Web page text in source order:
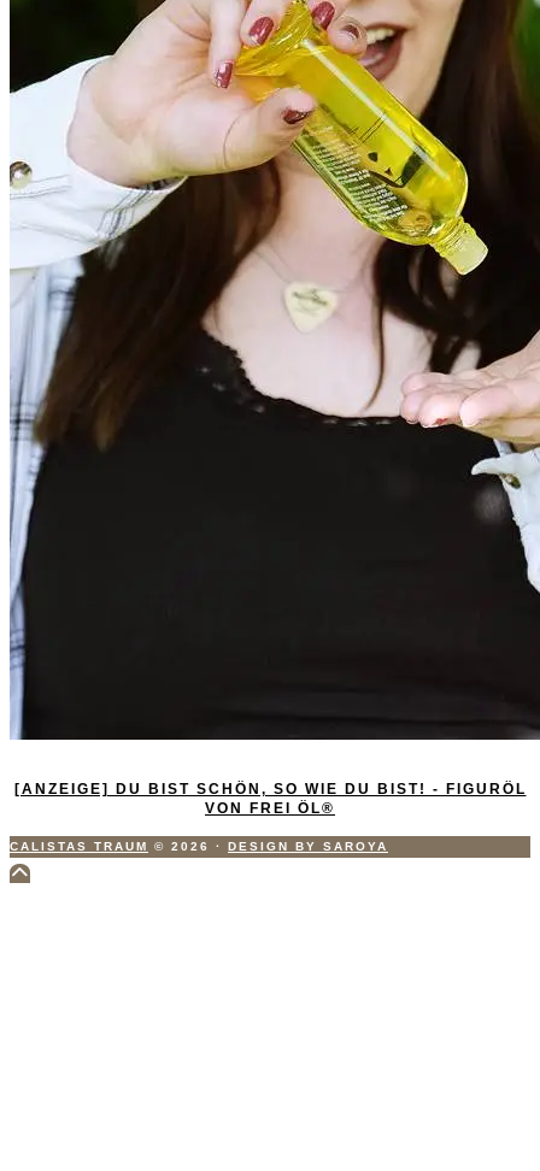
[ANZEIGE] DU BIST SCHÖN, SO WIE DU BIST! - FIGURÖL
VON FREI ÖL®
CALISTAS TRAUM © 2026 · DESIGN BY SAROYA
Scroll